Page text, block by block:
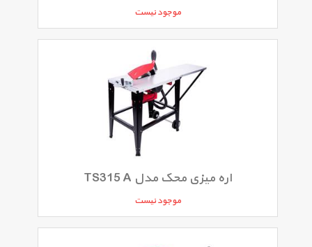
موجود نیست
اره میزی محک مدل TS315 A
موجود نیست